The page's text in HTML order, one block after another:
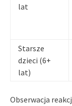
lat
Starsze
dzieci (6+
lat)
Obserwacja